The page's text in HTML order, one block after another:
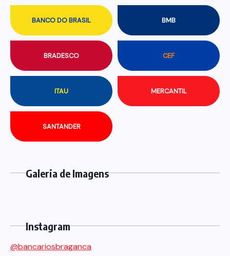
BANCO DO BRASIL BMB
BRADESCO CEF
ITAU MERCANTIL
SANTANDER
Galeria de Imagens
Instagram
@bancariosbraganca